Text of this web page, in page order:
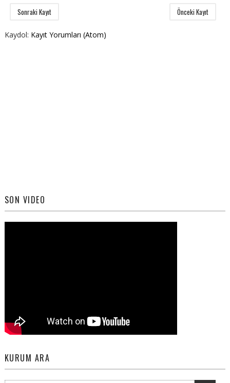
Sonraki Kayıt Önceki Kayıt
Kaydol: Kayıt Yorumları (Atom)
SON VIDEO
KURUM ARA